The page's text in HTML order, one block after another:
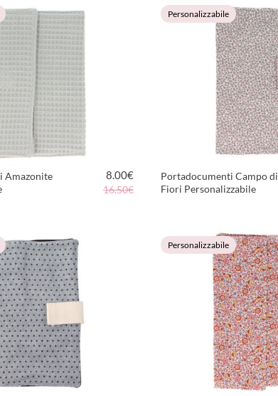
Amazonite
8.00€
16.50€
Personalizzabile
Portadocumenti Campo di
Fiori Personalizzabile
Personalizzabile